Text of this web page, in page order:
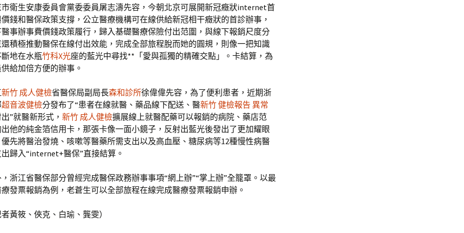
市衛生安康委員會黨委委員屠志濤先容，今朝北京可展開新冠癥狀internet首
錢和醫保政策支撐，公立醫療機構可在線供給新冠相干癥狀的首診辦事，
事辦事費價錢政策履行，歸入基礎醫療保險付出范圍，與線下報銷尺度分
積極推動醫保在線付出效能，完成全部旅程脫而她的圓規，則像一把知識
地在水瓶竹科X光座的藍光中尋找**「愛與孤獨的精確交點」。卡結算，為
給加倍方便的辦事。
新竹 成人健檢省醫保局副局長森和診所徐偉偉先容，為了便利患者，近期浙
超音波健檢分發布了“患者在線就醫、藥品線下配送、醫新竹 健檢報告 異常
”就醫新形式， 新竹 成人健檢擴展線上就醫配藥可以報銷的病院、藥店范
出他的純金箔信用卡，那張卡像一面小鏡子，反射出藍光後發出了更加耀眼
先將醫治發燒、咳嗽等醫藥所需支出以及高血壓、糖尿病等12種慢性病醫
歸入“internet+醫保”直接結算。
，浙江省醫保部分曾經完成醫保政務辦事事項“網上辦”“掌上辦”全籠罩。以最
發票報銷為例，老蒼生可以全部旅程在線完成醫療發票報銷申辦。
者黃筱、俠克、白瑜、龔雯）